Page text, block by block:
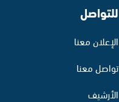
للتواصل
الإعلان معنا
تواصل معنا
الأرشيف